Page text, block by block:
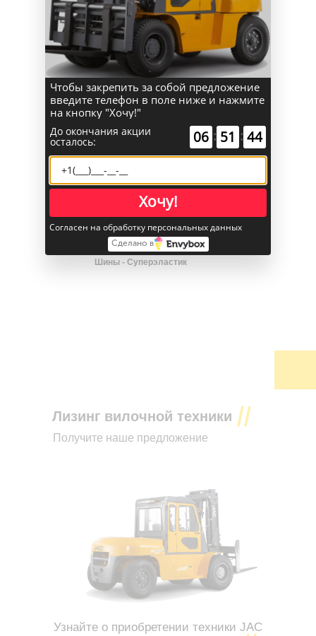
SALE
Шины - Суперэластик
Лизинг вилочной техники
Получите наше предложение
Узнайте о приобретении техники JAC
Чтобы закрепить за собой предложение
введите телефон в поле ниже и нажмите
на кнопку "Хочу!"
До окончания акции
осталось: 00 : 00 : 00
Хочу!
Согласен на обработку персональных данных
Сделано в